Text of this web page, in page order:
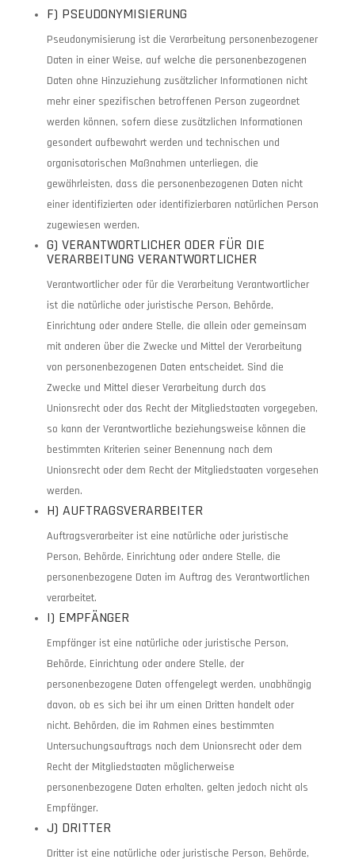
F) PSEUDONYMISIERUNG
Pseudonymisierung ist die Verarbeitung personenbezogener
Daten in einer Weise, auf welche die personenbezogenen
Daten ohne Hinzuziehung zusätzlicher Informationen nicht
mehr einer spezifischen betroffenen Person zugeordnet
werden können, sofern diese zusätzlichen Informationen
gesondert aufbewahrt werden und technischen und
organisatorischen Maßnahmen unterliegen, die
gewährleisten, dass die personenbezogenen Daten nicht
einer identifizierten oder identifizierbaren natürlichen Person
zugewiesen werden.
G) VERANTWORTLICHER ODER FÜR DIE
VERARBEITUNG VERANTWORTLICHER
Verantwortlicher oder für die Verarbeitung Verantwortlicher
ist die natürliche oder juristische Person, Behörde,
Einrichtung oder andere Stelle, die allein oder gemeinsam
mit anderen über die Zwecke und Mittel der Verarbeitung
von personenbezogenen Daten entscheidet. Sind die
Zwecke und Mittel dieser Verarbeitung durch das
Unionsrecht oder das Recht der Mitgliedstaaten vorgegeben,
so kann der Verantwortliche beziehungsweise können die
bestimmten Kriterien seiner Benennung nach dem
Unionsrecht oder dem Recht der Mitgliedstaaten vorgesehen
werden.
H) AUFTRAGSVERARBEITER
Auftragsverarbeiter ist eine natürliche oder juristische
Person, Behörde, Einrichtung oder andere Stelle, die
personenbezogene Daten im Auftrag des Verantwortlichen
verarbeitet.
I) EMPFÄNGER
Empfänger ist eine natürliche oder juristische Person,
Behörde, Einrichtung oder andere Stelle, der
personenbezogene Daten offengelegt werden, unabhängig
davon, ob es sich bei ihr um einen Dritten handelt oder
nicht. Behörden, die im Rahmen eines bestimmten
Untersuchungsauftrags nach dem Unionsrecht oder dem
Recht der Mitgliedstaaten möglicherweise
personenbezogene Daten erhalten, gelten jedoch nicht als
Empfänger.
J) DRITTER
Dritter ist eine natürliche oder juristische Person, Behörde,